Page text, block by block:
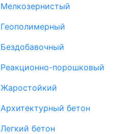
Мелкозернистый
Геополимерный
Бездобавочный
Реакционно-порошковый
Жаростойкий
Архитектурный бетон
Легкий бетон